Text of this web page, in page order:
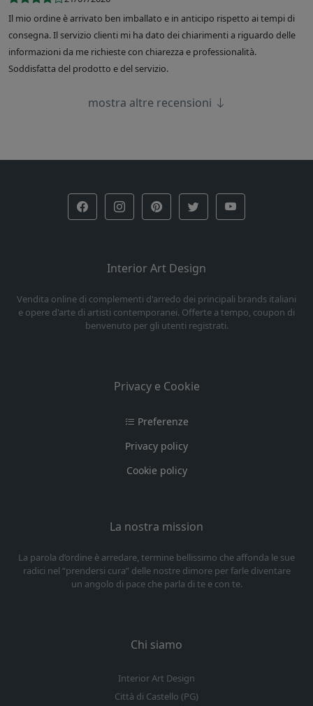
Il mio ordine è arrivato ben imballato e in anticipo rispetto ai tempi di
consegna. Il servizio clienti mi ha dato dei chiarimenti a riguardo delle
informazioni da me richieste con chiarezza e professionalità.
Soddisfatta del prodotto e del servizio.
mostra altre recensioni
Interior Art Design
Vendita online di complementi d'arredo dei principali brands italiani
e opere d'arte di artisti contemporanei. Offerte a tempo, coupon di
benvenuto per gli utenti registrati.
Privacy e Cookie
Preferenze
Privacy policy
Cookie policy
La nostra mission
La parola d’ordine è arredare, termine bellissimo che affonda le sue
radici nel “prendersi cura” delle nostre dimore per farle diventare
un angolo di pace che parla di te e con te.
Chi siamo
Interior Art Design
Città di Castello (PG)